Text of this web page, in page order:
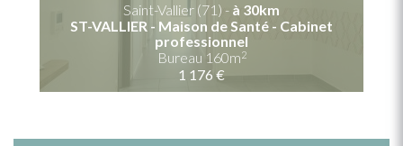
Saint-Vallier (71) - à 30km
ST-VALLIER - Maison de Santé - Cabinet
professionnel
Bureau 160m2
1 176 €